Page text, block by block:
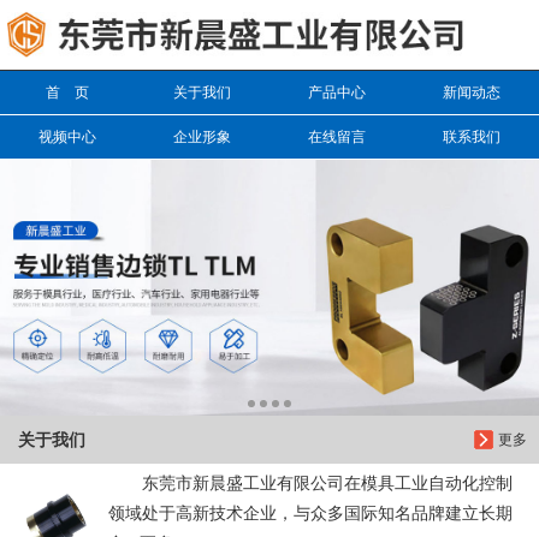
首 页 关于我们 产品中心 新闻动态
视频中心 企业形象 在线留言 联系我们
更多
关于我们
东莞市新晨盛工业有限公司在模具工业自动化控制
领域处于高新技术企业，与众多国际知名品牌建立长期
信息搜索
搜索